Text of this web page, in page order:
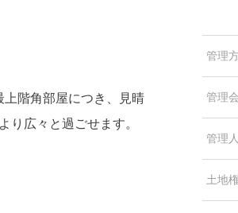
階角部屋につき、見晴
り広々と過ごせます。
管理
管理
管理人
土地